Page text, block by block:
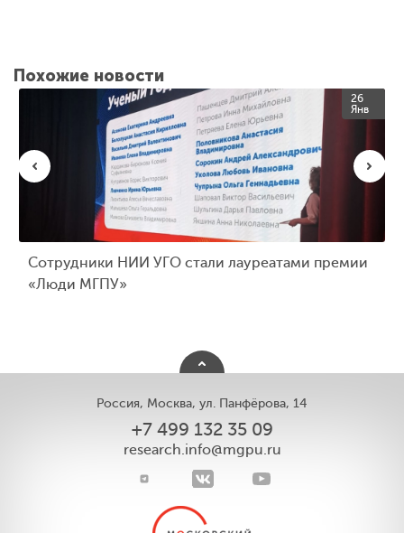
Похожие новости
26
Янв
Сотрудники НИИ УГО стали лауреатами премии
«Люди МГПУ»
Россия, Москва, ул. Панфёрова, 14
+7 499 132 35 09
research.info@mgpu.ru